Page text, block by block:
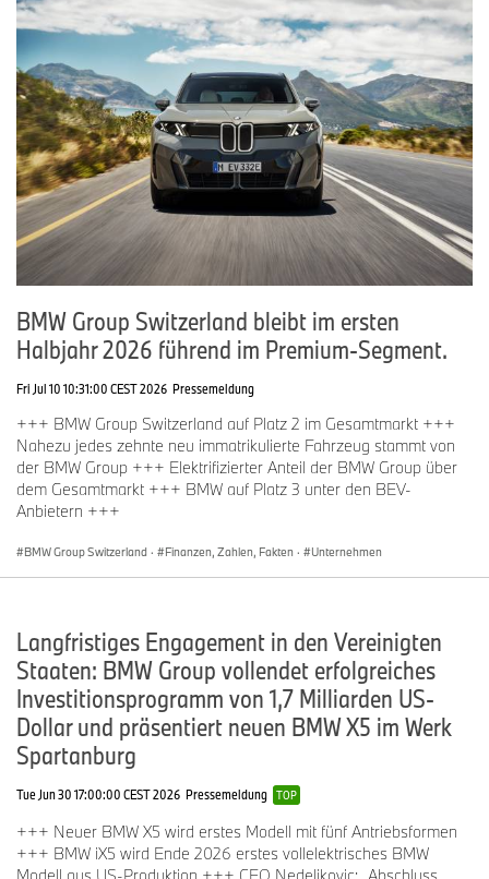
BMW Group Switzerland bleibt im ersten
Halbjahr 2026 führend im Premium-Segment.
Fri Jul 10 10:31:00 CEST 2026 Pressemeldung
+++ BMW Group Switzerland auf Platz 2 im Gesamtmarkt +++
Nahezu jedes zehnte neu immatrikulierte Fahrzeug stammt von
der BMW Group +++ Elektrifizierter Anteil der BMW Group über
dem Gesamtmarkt +++ BMW auf Platz 3 unter den BEV-
Anbietern +++
BMW Group Switzerland · Finanzen, Zahlen, Fakten · Unternehmen
Langfristiges Engagement in den Vereinigten
Staaten: BMW Group vollendet erfolgreiches
Investitionsprogramm von 1,7 Milliarden US-
Dollar und präsentiert neuen BMW X5 im Werk
Spartanburg
Tue Jun 30 17:00:00 CEST 2026 Pressemeldung TOP
+++ Neuer BMW X5 wird erstes Modell mit fünf Antriebsformen
+++ BMW iX5 wird Ende 2026 erstes vollelektrisches BMW